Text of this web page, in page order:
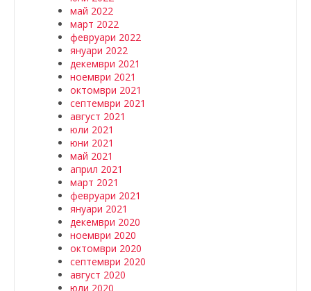
май 2022
март 2022
февруари 2022
януари 2022
декември 2021
ноември 2021
октомври 2021
септември 2021
август 2021
юли 2021
юни 2021
май 2021
април 2021
март 2021
февруари 2021
януари 2021
декември 2020
ноември 2020
октомври 2020
септември 2020
август 2020
юли 2020